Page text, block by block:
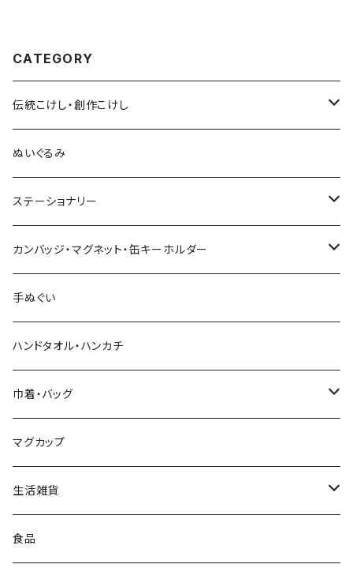
CATEGORY
伝統こけし・創作こけし
木村敦工人（弥治郎系）
池内潮音工人（弥治郎系）
上田康友工人（弥治郎系）
新山真由美工人（弥治郎系）
新山吉紀工人（弥治郎系）
星定良工人（弥治郎系）
平賀輝幸工人（作並系）
早坂政弘工人（遠刈田系）
仙台弁こけしのこけし
ぬいぐるみ
ステーショナリー
アクリルキーホルダー
シール
ポストカード
付箋（ふせん）
スタンプ
ステッカー
マスキングテープ
カンバッジ・マグネット・缶キーホルダー
バッジ
マグネット
手ぬぐい
ハンドタオル・ハンカチ
巾着・バッグ
エコバッグ
ポーチ
マグカップ
生活雑貨
スポンジ
食品